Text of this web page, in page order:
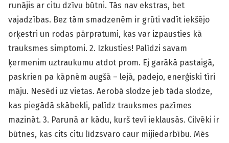
runājis ar citu dzīvu būtni. Tās nav ekstras, bet
vajadzības. Bez tām smadzenēm ir grūti vadīt iekšējo
orķestri un rodas pārpratumi, kas var izpausties kā
trauksmes simptomi. 2. Izkusties! Palīdzi savam
ķermenim uztraukumu atdot prom. Ej garākā pastaigā,
paskrien pa kāpnēm augšā – lejā, padejo, enerģiski tīri
māju. Nesēdi uz vietas. Aerobā slodze jeb tāda slodze,
kas piegādā skābekli, palīdz trauksmes pazīmes
mazināt. 3. Parunā ar kādu, kurš tevī ieklausās. Cilvēki ir
būtnes, kas cits citu līdzsvaro caur mijiedarbību. Mēs